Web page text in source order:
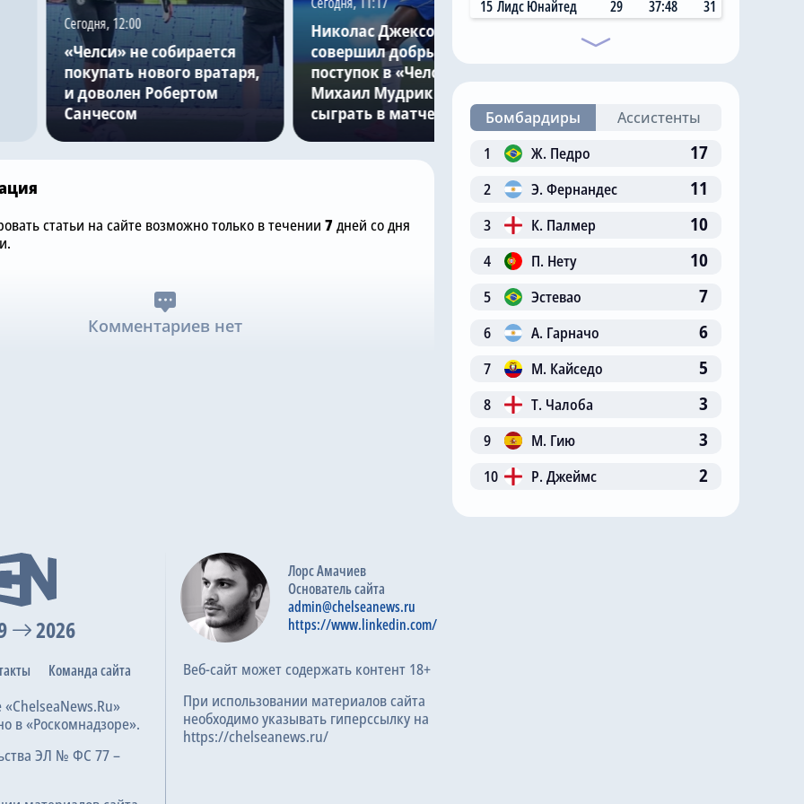
Сегодня, 12:00
«Челси» не собирается
покупать нового вратаря,
и доволен Робертом
Санчесом
Николас Джексон
совершил добрый
поступок в «Челси», чтобы
Михаил Мудрик мог
сыграть в матче
Сегодня, 09:00
ПСЖ и «Манчестер Сити»
миллионного защитника
«Челси»
статьи на сайте возможно только в течении 7дней со дня
Комментариев нет
15 Лидс Юнайтед 29 37:48 31
Бомбардиры
Ассистенты
1
Ж. Педро 17
2 Э. Фернандес 11
3 К. Палмер 10
4 П. Нету 10
5 Эстевао 7
6 А. Гарначо 6
7 М. Кайседо 5
8 Т. Чалоба 3
9 М. Гию 3
10 Р. Джеймс 2
2026
Команда сайта
в «Роскомнадзоре».
ЭЛ № ФС 77 –
Лорс Амачиев
Основатель сайта
admin@chelseanews.ru
https://www.linkedin.com/
Веб-сайт может содержать контент 18+
При использовании материалов сайта
необходимо указывать гиперссылку на
https://chelseanews.ru/